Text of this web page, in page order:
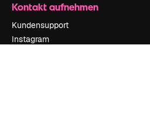
Kontakt aufnehmen
Kundensupport
Instagram